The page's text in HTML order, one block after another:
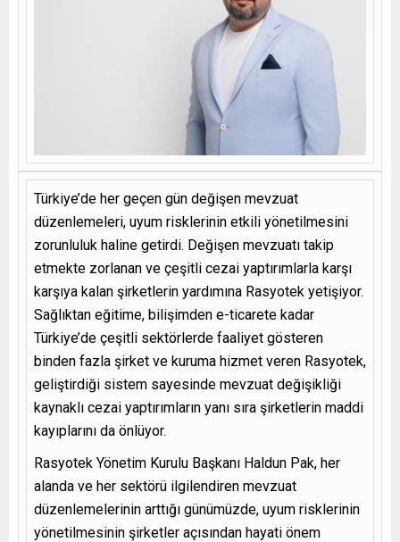
Türkiye’de her geçen gün değişen mevzuat
düzenlemeleri, uyum risklerinin etkili yönetilmesini
zorunluluk haline getirdi. Değişen mevzuatı takip
etmekte zorlanan ve çeşitli cezai yaptırımlarla karşı
karşıya kalan şirketlerin yardımına Rasyotek yetişiyor.
Sağlıktan eğitime, bilişimden e-ticarete kadar
Türkiye’de çeşitli sektörlerde faaliyet gösteren
binden fazla şirket ve kuruma hizmet veren Rasyotek,
geliştirdiği sistem sayesinde mevzuat değişikliği
kaynaklı cezai yaptırımların yanı sıra şirketlerin maddi
kayıplarını da önlüyor.
Rasyotek Yönetim Kurulu Başkanı Haldun Pak, her
alanda ve her sektörü ilgilendiren mevzuat
düzenlemelerinin arttığı günümüzde, uyum risklerinin
yönetilmesinin şirketler açısından hayati önem